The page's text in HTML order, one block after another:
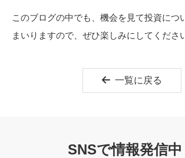
このブログの中でも、機会を見て投資につ
まいりますので、ぜひ楽しみにしてくださ
一覧に戻る
SNSで情報発信中